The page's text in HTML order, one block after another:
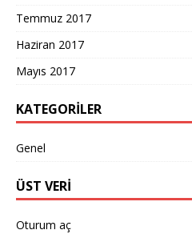
Temmuz 2017
Haziran 2017
Mayıs 2017
KATEGORILER
Genel
ÜST VERI
Oturum aç